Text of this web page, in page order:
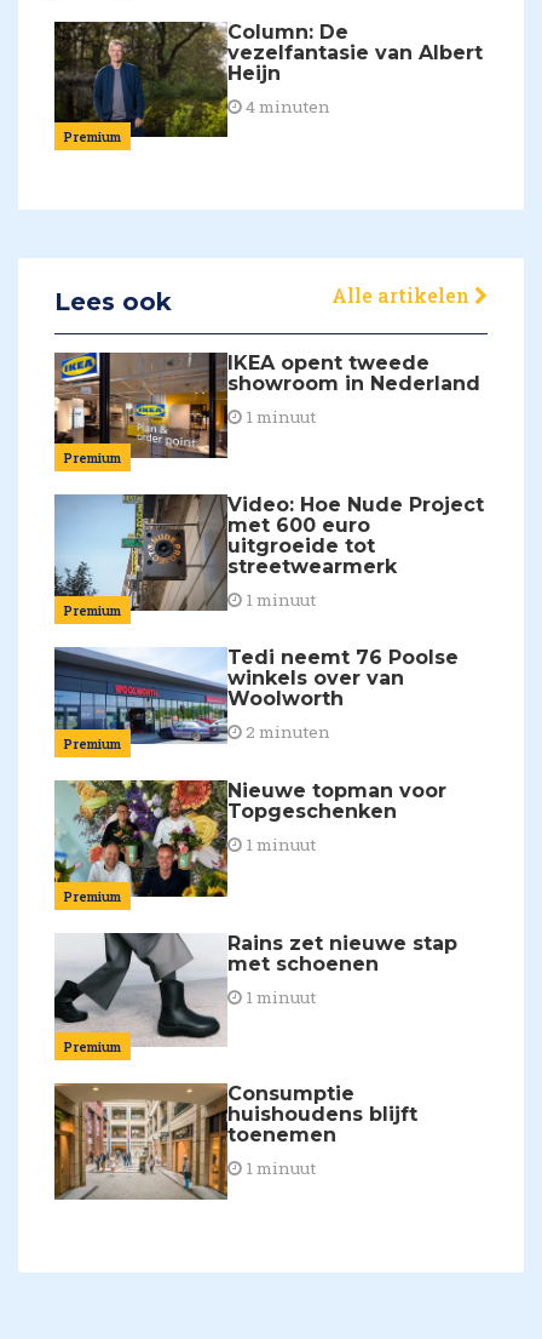
Premium
Column: De
vezelfantasie van Albert
Heijn
4 minuten
Lees ook Alle artikelen
Premium
IKEA opent tweede
showroom in Nederland
1 minuut
Premium
Video: Hoe Nude Project
met 600 euro
uitgroeide tot
streetwearmerk
1 minuut
Premium
Tedi neemt 76 Poolse
winkels over van
Woolworth
2 minuten
Premium
Nieuwe topman voor
Topgeschenken
1 minuut
Premium
Rains zet nieuwe stap
met schoenen
1 minuut
Consumptie
huishoudens blijft
toenemen
1 minuut